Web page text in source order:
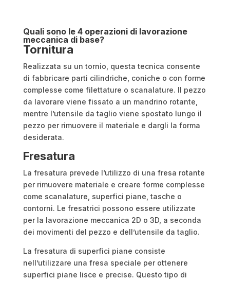
Quali sono le 4 operazioni di lavorazione
meccanica di base?
Tornitura
Realizzata su un tornio, questa tecnica consente
di fabbricare parti cilindriche, coniche o con forme
complesse come filettature o scanalature. Il pezzo
da lavorare viene fissato a un mandrino rotante,
mentre l’utensile da taglio viene spostato lungo il
pezzo per rimuovere il materiale e dargli la forma
desiderata.
Fresatura
La fresatura prevede l’utilizzo di una fresa rotante
per rimuovere materiale e creare forme complesse
come scanalature, superfici piane, tasche o
contorni. Le fresatrici possono essere utilizzate
per la lavorazione meccanica 2D o 3D, a seconda
dei movimenti del pezzo e dell’utensile da taglio.
La fresatura di superfici piane consiste
nell’utilizzare una fresa speciale per ottenere
superfici piane lisce e precise. Questo tipo di